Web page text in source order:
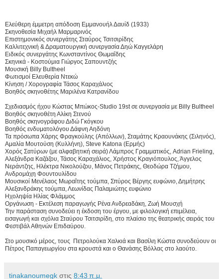
Ελεύθερη έμμετρη απόδοση Εμμανουήλ Δαυίδ (1933)
Σκηνοθεσία Μιχαήλ Μαρμαρινός
Επιστημονικός συνεργάτης Σταύρος Τσιτσιρίδης
Καλλιτεχνική & Δραματουργική συνεργασία Δηώ Καγγελάρη
Ειδικός συνεργάτης Κωνσταντίνος Θωμαΐδης
Σκηνικά - Κοστούμια Γιώργος Σαπουντζής
Μουσική Billy Bultheel
Φωτισμοί Ελευθερία Ντεκώ
Κίνηση / Χορογραφία Τάσος Καραχάλιος
Βοηθός σκηνοθέτης Μαριλένα Κατρανίδου
Σχεδιασμός ήχου Κώστας Μπώκος-Studio 19st σε συνεργασία με Billy Bultheel
Βοηθός σκηνοθέτη Αλίκη Στενού
Βοηθός σκηνογράφου Διδώ Γκόγκου
Βοηθός ενδυματολόγου Δάφνη Αηδόνη
Τα πρόσωπα Χάρης Φραγκούλης (Απόλλων), Σταμάτης Κραουνάκης (Σιληνός),
Αμαλία Μουτούση (Κυλλήνη), Steve Katona (Ερμής)
Χορός Σατύρων (με αλφαβητική σειρά) Λάμπρος Γραμματικός, Adrian Frieling,
Αλεξάνδρα Καζάζου, Τάσος Καραχάλιος, Χρήστος Κραγιόπουλος, Άγγελος
Νεράντζης, Ηλέκτρα Νικολούζου, Μάνος Πετράκης, Θεοδώρα Τζήμου,
Ανδρομάχη Φουντουλίδου
Μουσικοί Μενέλαος Μωραΐτης τούμπα, Σπύρος Βέργης ευφώνιο, Δημήτρης
Αλεξανδράκης τούμπα, Λεωνίδας Παλαμιώτης ευφώνιο
Ηχοληψία Ηλίας Φλάμμος
Οργάνωση - Εκτέλεση παραγωγής Ρένα Ανδρεαδάκη, Ζωή Μουσχή
Την παράσταση συνοδεύει η έκδοση του έργου, με φιλολογική επιμέλεια,
εισαγωγή και σχόλια Σταύρου Τσιτσιρίδη, στο πλαίσιο της θεατρικής σειράς του
Φεστιβάλ Αθηνών Επιδαύρου.
Στο μουσικό μέρος, τους Πετρολούκα Χαλκιά και Βασίλη Κώστα συνοδεύουν οι
Πέτρος Παπαγεωργίου στα κρουστά και ο Θανάσης Βόλλας στο λαούτο.
tinakanoumegk στις 8:43 π.μ.